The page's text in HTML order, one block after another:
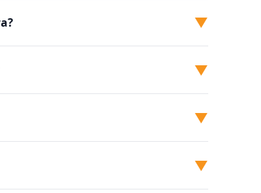
▼
▼
▼
▼